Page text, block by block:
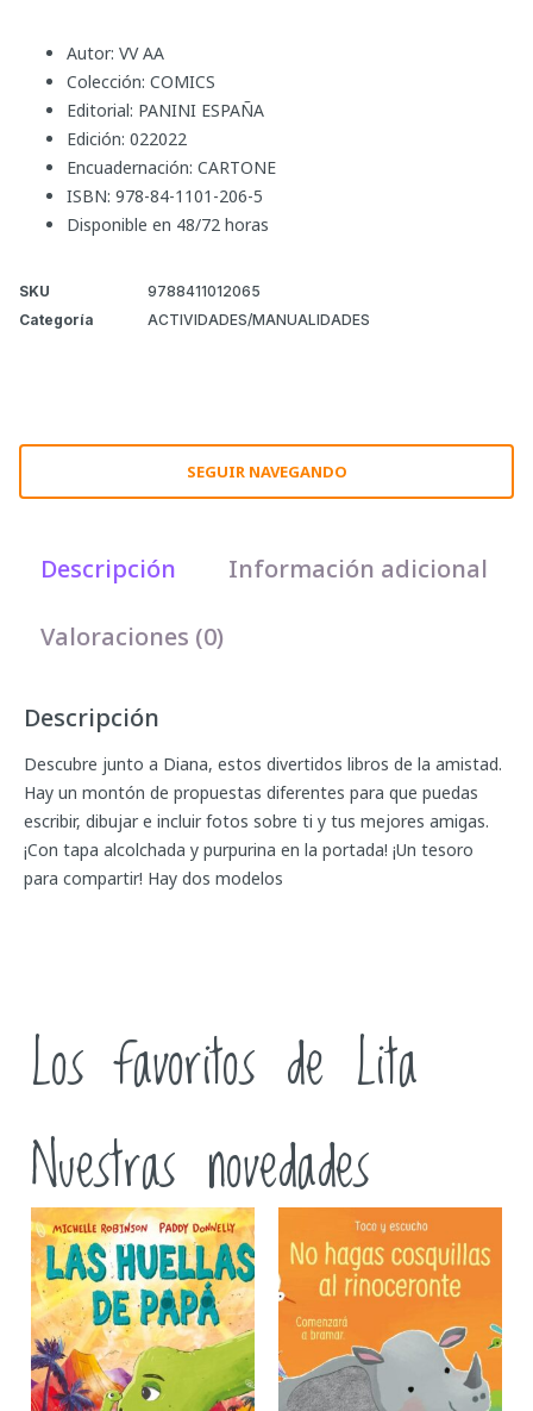
Autor: VV AA
Colección: COMICS
Editorial: PANINI ESPAÑA
Edición: 022022
Encuadernación: CARTONE
ISBN: 978-84-1101-206-5
Disponible en 48/72 horas
SKU
9788411012065
Categoría
ACTIVIDADES/MANUALIDADES
SEGUIR NAVEGANDO
Descripción Información adicional
Valoraciones (0)
Descripción
Descubre junto a Diana, estos divertidos libros de la amistad.
Hay un montón de propuestas diferentes para que puedas
escribir, dibujar e incluir fotos sobre ti y tus mejores amigas.
¡Con tapa alcolchada y purpurina en la portada! ¡Un tesoro
para compartir! Hay dos modelos
Los favoritos de Lita
Nuestras novedades